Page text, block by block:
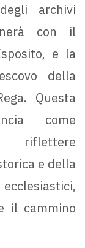
archivi
con il
e la
della
Questa
come
riflettere
e della
il cammino